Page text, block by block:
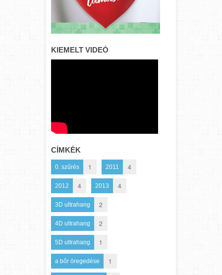
KIEMELT VIDEÓ
CÍMKÉK
0. szűrés 1 2011 4
2012 4 2013 4
3D ultrahang 2
4D ultrahang 2
5D ultrahang 1
a bőr öregedése 1